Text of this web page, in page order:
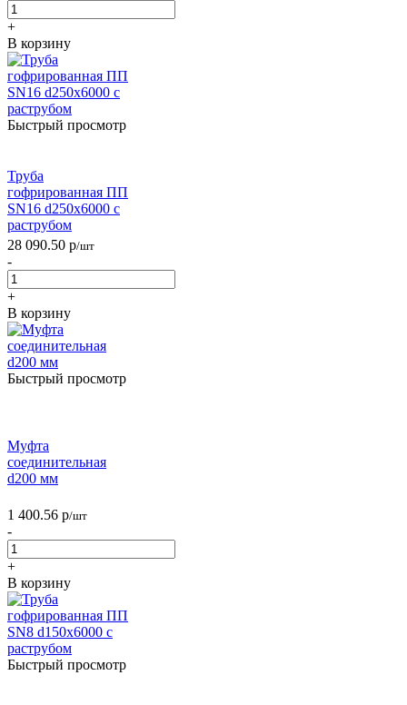
+
В корзину
Быстрый просмотр
Труба
гофрированная ПП
SN16 d250х6000 с
раструбом
28 090.50 р/шт
-
+
В корзину
Быстрый просмотр
Муфта
соединительная
d200 мм
1 400.56 р/шт
-
+
В корзину
Быстрый просмотр